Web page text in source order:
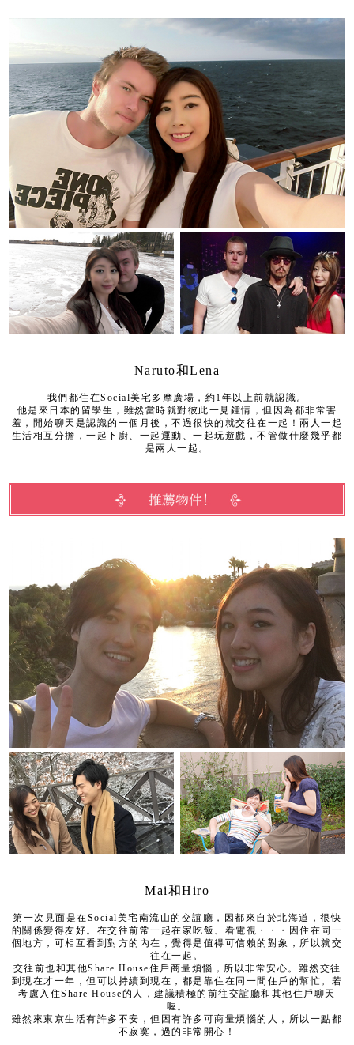
Naruto和Lena
我們都住在Social美宅多摩廣場，約1年以上前就認識。
他是來日本的留學生，雖然當時就對彼此一見鍾情，但因為都非常害
羞，開始聊天是認識的一個月後，不過很快的就交往在一起！兩人一起
生活相互分擔，一起下廚、一起運動、一起玩遊戲，不管做什麼幾乎都
是兩人一起。
Mai和Hiro
第一次見面是在Social美宅南流山的交誼廳，因都來自於北海道，很快
的關係變得友好。在交往前常一起在家吃飯、看電視・・・因住在同一
個地方，可相互看到對方的內在，覺得是值得可信賴的對象，所以就交
往在一起。
交往前也和其他Share House住戶商量煩惱，所以非常安心。雖然交往
到現在才一年，但可以持續到現在，都是靠住在同一間住戶的幫忙。若
考慮入住Share House的人，建議積極的前往交誼廳和其他住戶聊天
喔。
雖然來東京生活有許多不安，但因有許多可商量煩惱的人，所以一點都
不寂寞，過的非常開心！